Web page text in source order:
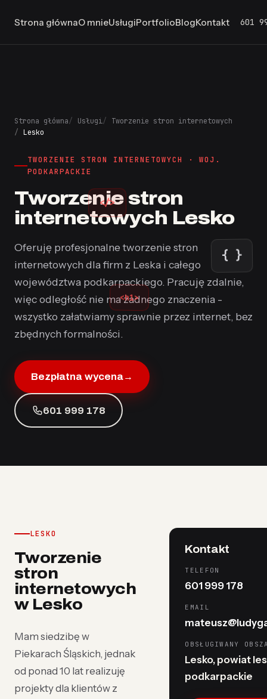
Strona głównaO mnieUsługiPortfolioBlogKontakt 601
</>
{ }
<h1>
Strona główna Usługi
Tworzenie stron internetowych
Lesko
TWORZENIE STRON INTERNETOWYCH · WOJ.
PODKARPACKIE
Tworzenie stron
internetowych Lesko
Oferuję profesjonalne tworzenie stron
internetowych dla firm z Leska i całego
województwa podkarpackiego. Pracuję zdalnie,
więc odległość nie ma żadnego znaczenia -
wszystko załatwiamy sprawnie przez internet, bez
zbędnych formalności.
Bezpłatna wycena→
601 999 178
LESKO
Tworzenie
stron
internetowych
w Lesko
Mam siedzibę w
Piekarach Śląskich, jednak
od ponad 10 lat realizuję
projekty dla klientów z
Kontakt
TELEFON
601 999 178
EMAIL
OBSŁUGIWANY
Lesko, powiat
podkarpackie